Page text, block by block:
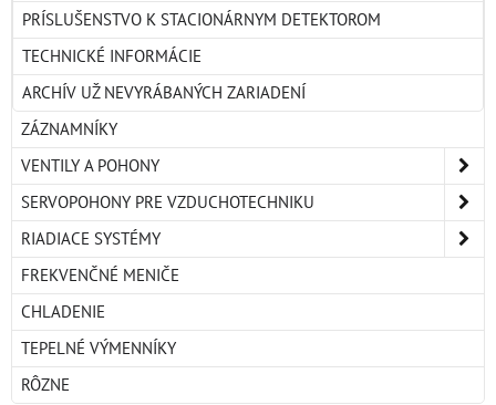
PRÍSLUŠENSTVO K STACIONÁRNYM DETEKTOROM
TECHNICKÉ INFORMÁCIE
ARCHÍV UŽ NEVYRÁBANÝCH ZARIADENÍ
ZÁZNAMNÍKY
VENTILY A POHONY
SERVOPOHONY PRE VZDUCHOTECHNIKU
RIADIACE SYSTÉMY
FREKVENČNÉ MENIČE
CHLADENIE
TEPELNÉ VÝMENNÍKY
RÔZNE